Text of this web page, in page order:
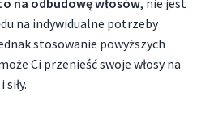
na indywidualne potrzeby
stosowanie powyższych
Ci przenieść swoje włosy na